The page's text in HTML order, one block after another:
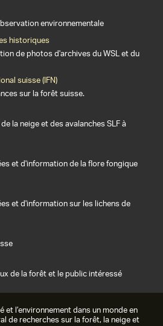
environnementale
historiques
de photos d'archives du WSL et du
suisse (IFN)
sur la forêt suisse.
la neige et des avalanches SLF à
et d'information de la flore fongique
et d'information sur les lichens de
de la forêt et le public intéressé
l’environnement dans un monde en
de recherches sur la forêt, la neige et